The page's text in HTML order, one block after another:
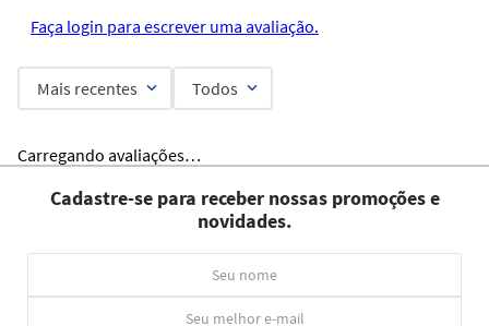
Faça login para escrever uma avaliação.
Mais recentes Todos
Carregando avaliações…
Cadastre-se para receber nossas promoções e
novidades.